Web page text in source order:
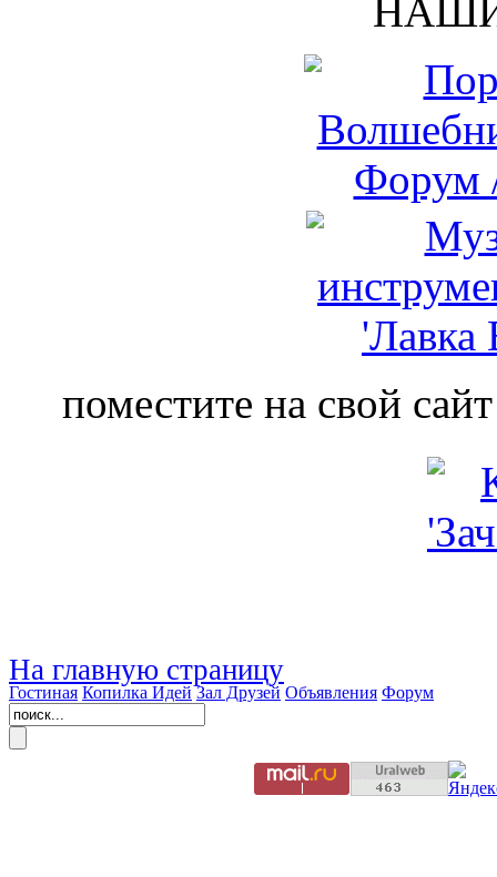
поместите на свой
На главную страницу
Гостиная Копилка Идей Зал Друзей Объявления Форум